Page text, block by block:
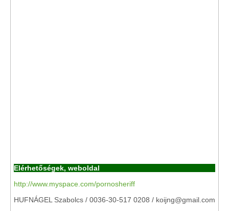
Elérhetőségek, weboldal
http://www.myspace.com/pornosheriff
HUFNÁGEL Szabolcs / 0036-30-517 0208 / koijng@gmail.com